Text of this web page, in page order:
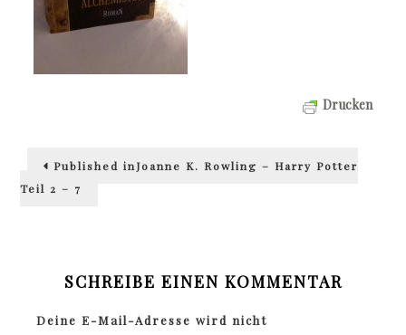
Drucken
Beitragsnavigation
Published inJoanne K. Rowling – Harry Potter
Teil 2 – 7
SCHREIBE EINEN KOMMENTAR
Deine E-Mail-Adresse wird nicht